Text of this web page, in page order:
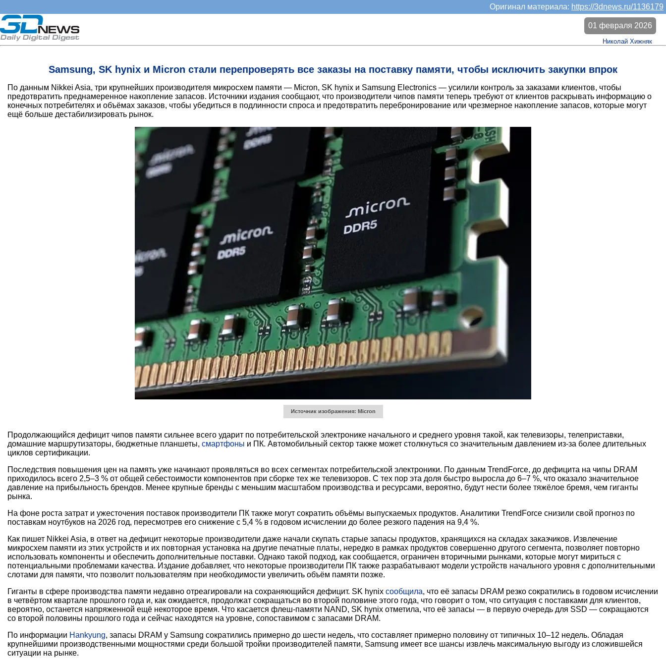
Оригинал материала: https://3dnews.ru/1136179
Samsung, SK hynix и Micron стали перепроверять все заказы на поставку памяти, чтобы исключить закупки впрок
01 февраля 2026
Николай Хижняк
По данным Nikkei Asia, три крупнейших производителя микросхем памяти — Micron, SK hynix и Samsung Electronics — усилили контроль за заказами клиентов, чтобы
предотвратить преднамеренное накопление запасов. Источники издания сообщают, что производители чипов памяти теперь требуют от клиентов раскрывать информацию о
конечных потребителях и объёмах заказов, чтобы убедиться в подлинности спроса и предотвратить перебронирование или чрезмерное накопление запасов, которые могут
ещё больше дестабилизировать рынок.
Источник изображения: Micron
Продолжающийся дефицит чипов памяти сильнее всего ударит по потребительской электронике начального и среднего уровня такой, как телевизоры, телеприставки,
домашние маршрутизаторы, бюджетные планшеты, смартфоны и ПК. Автомобильный сектор также может столкнуться со значительным давлением из-за более длительных
циклов сертификации.
Последствия повышения цен на память уже начинают проявляться во всех сегментах потребительской электроники. По данным TrendForce, до дефицита на чипы DRAM
приходилось всего 2,5–3 % от общей себестоимости компонентов при сборке тех же телевизоров. С тех пор эта доля быстро выросла до 6–7 %, что оказало значительное
давление на прибыльность брендов. Менее крупные бренды с меньшим масштабом производства и ресурсами, вероятно, будут нести более тяжёлое бремя, чем гиганты
рынка.
На фоне роста затрат и ужесточения поставок производители ПК также могут сократить объёмы выпускаемых продуктов. Аналитики TrendForce снизили свой прогноз по
поставкам ноутбуков на 2026 год, пересмотрев его снижение с 5,4 % в годовом исчислении до более резкого падения на 9,4 %.
Как пишет Nikkei Asia, в ответ на дефицит некоторые производители даже начали скупать старые запасы продуктов, хранящихся на складах заказчиков. Извлечение
микросхем памяти из этих устройств и их повторная установка на другие печатные платы, нередко в рамках продуктов совершенно другого сегмента, позволяет повторно
использовать компоненты и обеспечить дополнительные поставки. Однако такой подход, как сообщается, ограничен вторичными рынками, которые могут мириться с
потенциальными проблемами качества. Издание добавляет, что некоторые производители ПК также разрабатывают модели устройств начального уровня с дополнительными
слотами для памяти, что позволит пользователям при необходимости увеличить объём памяти позже.
Гиганты в сфере производства памяти недавно отреагировали на сохраняющийся дефицит. SK hynix сообщила, что её запасы DRAM резко сократились в годовом исчислении
в четвёртом квартале прошлого года и, как ожидается, продолжат сокращаться во второй половине этого года, что говорит о том, что ситуация с поставками для клиентов,
вероятно, останется напряженной ещё некоторое время. Что касается флеш-памяти NAND, SK hynix отметила, что её запасы — в первую очередь для SSD — сокращаются
со второй половины прошлого года и сейчас находятся на уровне, сопоставимом с запасами DRAM.
По информации Hankyung, запасы DRAM у Samsung сократились примерно до шести недель, что составляет примерно половину от типичных 10–12 недель. Обладая
крупнейшими производственными мощностями среди большой тройки производителей памяти, Samsung имеет все шансы извлечь максимальную выгоду из сложившейся
ситуации на рынке.